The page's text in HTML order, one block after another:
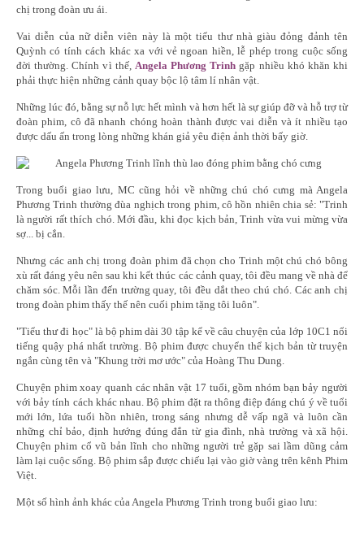
chị trong đoàn ưu ái.
Vai diễn của nữ diễn viên này là một tiểu thư nhà giàu đỏng đảnh tên
Quỳnh có tính cách khác xa với vẻ ngoan hiền, lễ phép trong cuộc sống
đời thường. Chính vì thế, Angela Phương Trinh gặp nhiều khó khăn khi
phải thực hiện những cảnh quay bộc lộ tâm lí nhân vật.
Những lúc đó, bằng sự nỗ lực hết mình và hơn hết là sự giúp đỡ và hỗ trợ từ
đoàn phim, cô đã nhanh chóng hoàn thành được vai diễn và ít nhiều tạo
được dấu ấn trong lòng những khán giả yêu điện ảnh thời bấy giờ.
Trong buổi giao lưu, MC cũng hỏi về những chú chó cưng mà Angela
Phương Trinh thường đùa nghịch trong phim, cô hồn nhiên chia sẻ: "Trinh
là người rất thích chó. Mới đầu, khi đọc kịch bản, Trinh vừa vui mừng vừa
sợ... bị cắn.
Nhưng các anh chị trong đoàn phim đã chọn cho Trinh một chú chó bông
xù rất đáng yêu nên sau khi kết thúc các cảnh quay, tôi đều mang về nhà để
chăm sóc. Mỗi lần đến trường quay, tôi đều dắt theo chú chó. Các anh chị
trong đoàn phim thấy thế nên cuối phim tặng tôi luôn".
"Tiểu thư đi học" là bộ phim dài 30 tập kể về câu chuyện của lớp 10C1 nổi
tiếng quậy phá nhất trường. Bộ phim được chuyển thể kịch bản từ truyện
ngắn cùng tên và "Khung trời mơ ước" của Hoàng Thu Dung.
Chuyện phim xoay quanh các nhân vật 17 tuổi, gồm nhóm bạn bảy người
với bảy tính cách khác nhau. Bộ phim đặt ra thông điệp đáng chú ý về tuổi
mới lớn, lứa tuổi hồn nhiên, trong sáng nhưng dễ vấp ngã và luôn cần
những chỉ bảo, định hướng đúng đắn từ gia đình, nhà trường và xã hội.
Chuyện phim cổ vũ bản lĩnh cho những người trẻ gặp sai lầm dũng cảm
làm lại cuộc sống. Bộ phim sắp được chiếu lại vào giờ vàng trên kênh Phim
Việt.
Một số hình ảnh khác của Angela Phương Trinh trong buổi giao lưu: